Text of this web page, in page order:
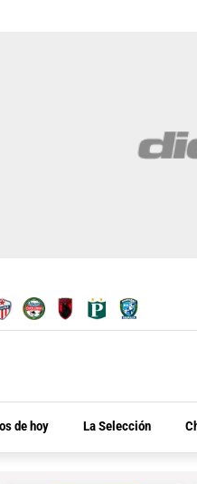
de hoy La Selección